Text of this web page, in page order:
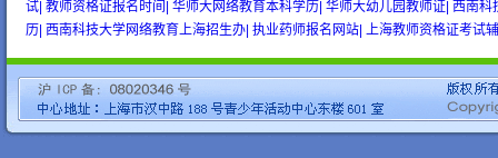
试| 教师资格证报名时间| 华师大网络教育本科学历| 华师大幼儿园教师证| 西南科
历| 西南科技大学网络教育上海招生办| 执业药师报名网站| 上海教师资格证考试